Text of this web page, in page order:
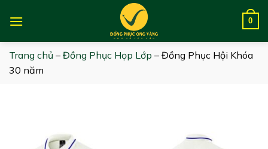
0
Trang chủ – Đồng Phục Họp Lớp – Đồng Phục Hội Khóa
30 năm